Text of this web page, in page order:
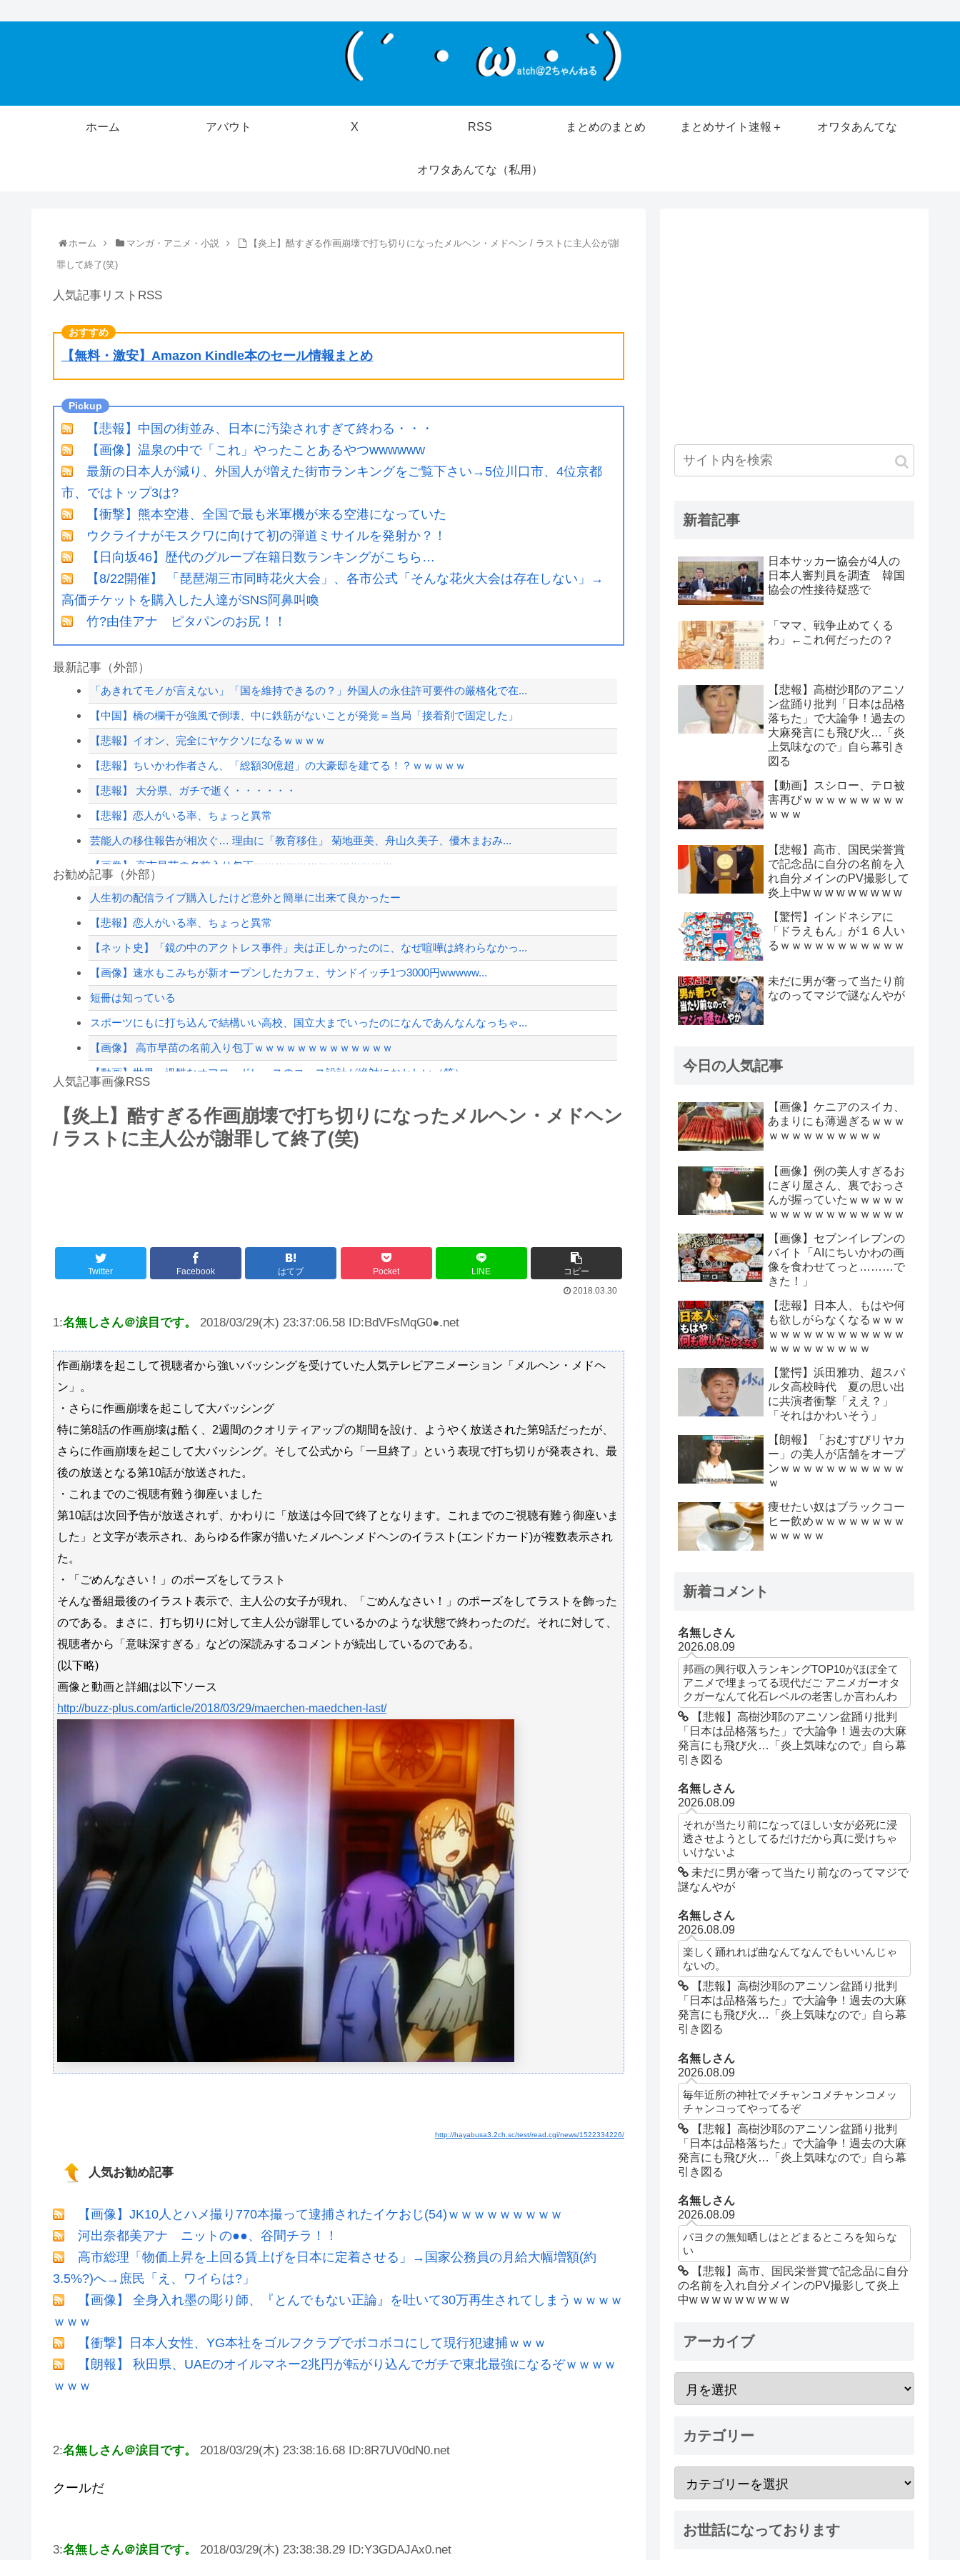
ホーム アバウト X RSS まとめのまとめ まとめサイト速報＋ オワタあんてな
オワタあんてな（私用）
ホーム マンガ・アニメ・小説
【炎上】酷すぎる作画崩壊で打ち切りになったメルヘン・メドヘン / ラストに主人公が謝
罪して終了(笑)
人気記事リストRSS
【無料・激安】Amazon Kindle本のセール情報まとめ
【悲報】中国の街並み、日本に汚染されすぎて終わる・・・
【画像】温泉の中で「これ」やったことあるやつwwwwww
最新の日本人が減り、外国人が増えた街市ランキングをご覧下さい→5位川口市、4位京都
市、ではトップ3は?
【衝撃】熊本空港、全国で最も米軍機が来る空港になっていた
ウクライナがモスクワに向けて初の弾道ミサイルを発射か？！
【日向坂46】歴代のグループ在籍日数ランキングがこちら…
【8/22開催】 「琵琶湖三市同時花火大会」、各市公式「そんな花火大会は存在しない」→
高価チケットを購入した人達がSNS阿鼻叫喚
竹?由佳アナ ピタパンのお尻！！
最新記事（外部）
「あきれてモノが言えない」「国を維持できるの？」外国人の永住許可要件の厳格化で在...
【中国】橋の欄干が強風で倒壊、中に鉄筋がないことが発覚＝当局「接着剤で固定した」
【悲報】イオン、完全にヤケクソになるｗｗｗｗ
【悲報】ちいかわ作者さん、「総額30億超」の大豪邸を建てる！？ｗｗｗｗｗ
【悲報】 大分県、ガチで逝く・・・・・・
【悲報】恋人がいる率、ちょっと異常
芸能人の移住報告が相次ぐ… 理由に「教育移住」 菊地亜美、舟山久美子、優木まおみ...
【画像】 高市早苗の名前入り包丁ｗｗｗｗｗｗｗｗｗｗｗｗｗ
【阪神対中日19回戦】阪神・近本、中日・柳から今季第1号先制ソロホームラン！！！...
【衝撃】熊本空港、全国で最も米軍機が来る空港になっていた
【悲報】消費税減税に反対している自民党議員9人が判明ｗｗｗｗｗｗ
PTA会長「PTA参加拒否した親へ最終警告。こうなってもいい？」
【配信者】「金バエ」のSNS更新が1週間途絶え、様々な憶測が飛び交う。1週間ぶり...
【緊急速報】NYで警官が黒人男性の首を絞め、暴動第二波不可避へ
お勧め記事（外部）
人生初の配信ライブ購入したけど意外と簡単に出来て良かったー
【悲報】恋人がいる率、ちょっと異常
【ネット史】「鏡の中のアクトレス事件」夫は正しかったのに、なぜ喧嘩は終わらなかっ...
【画像】速水もこみちが新オープンしたカフェ、サンドイッチ1つ3000円wwwww...
短冊は知っている
スポーツにもに打ち込んで結構いい高校、国立大までいったのになんであんなんなっちゃ...
【画像】 高市早苗の名前入り包丁ｗｗｗｗｗｗｗｗｗｗｗｗｗ
【動画】世界一過酷なオフロードレースのコース設計が絶対におかしい（笑）
大男「1回戦の相手はこのｶﾞｷか？楽勝だな」少年剣士「…ふんっ、あまり調子に乗ら...
8/4のニュース
人気記事画像RSS
【炎上】酷すぎる作画崩壊で打ち切りになったメルヘン・メドヘン
/ ラストに主人公が謝罪して終了(笑)
Twitter Facebook はてブ Pocket LINE
コピー
2018.03.30
1:名無しさん＠涙目です。 2018/03/29(木) 23:37:06.58 ID:BdVFsMqG0●.net
作画崩壊を起こして視聴者から強いバッシングを受けていた人気テレビアニメーション「メルヘン・メドヘ
ン」。
・さらに作画崩壊を起こして大バッシング
特に第8話の作画崩壊は酷く、2週間のクオリティアップの期間を設け、ようやく放送された第9話だったが、
さらに作画崩壊を起こして大バッシング。そして公式から「一旦終了」という表現で打ち切りが発表され、最
後の放送となる第10話が放送された。
・これまでのご視聴有難う御座いました
第10話は次回予告が放送されず、かわりに「放送は今回で終了となります。これまでのご視聴有難う御座いま
した」と文字が表示され、あらゆる作家が描いたメルヘンメドヘンのイラスト(エンドカード)が複数表示され
た。
・「ごめんなさい！」のポーズをしてラスト
そんな番組最後のイラスト表示で、主人公の女子が現れ、「ごめんなさい！」のポーズをしてラストを飾った
のである。まさに、打ち切りに対して主人公が謝罪しているかのような状態で終わったのだ。それに対して、
視聴者から「意味深すぎる」などの深読みするコメントが続出しているのである。
(以下略)
画像と動画と詳細は以下ソース
http://buzz-plus.com/article/2018/03/29/maerchen-maedchen-last/
http://hayabusa3.2ch.sc/test/read.cgi/news/1522334226/
人気お勧め記事
【画像】JK10人とハメ撮り770本撮って逮捕されたイケおじ(54)ｗｗｗｗｗｗｗｗｗ
河出奈都美アナ ニットの●●、谷間チラ！！
高市総理「物価上昇を上回る賃上げを日本に定着させる」→国家公務員の月給大幅増額(約
3.5%?)へ→庶民「え、ワイらは?」
【画像】 全身入れ墨の彫り師、『とんでもない正論』を吐いて30万再生されてしまうｗｗｗｗ
ｗｗｗ
【衝撃】日本人女性、YG本社をゴルフクラブでボコボコにして現行犯逮捕ｗｗｗ
【朗報】 秋田県、UAEのオイルマネー2兆円が転がり込んでガチで東北最強になるぞｗｗｗｗ
ｗｗｗ
2:名無しさん＠涙目です。 2018/03/29(木) 23:38:16.68 ID:8R7UV0dN0.net
クールだ
3:名無しさん＠涙目です。 2018/03/29(木) 23:38:38.29 ID:Y3GDAJAx0.net
新着記事
日本サッカー協会が4人の
日本人審判員を調査 韓国
協会の性接待疑惑で
「ママ、戦争止めてくる
わ」←これ何だったの？
【悲報】高樹沙耶のアニソ
ン盆踊り批判「日本は品格
落ちた」で大論争！過去の
大麻発言にも飛び火…「炎
上気味なので」自ら幕引き
図る
【動画】スシロー、テロ被
害再びｗｗｗｗｗｗｗｗｗ
ｗｗｗ
【悲報】高市、国民栄誉賞
で記念品に自分の名前を入
れ自分メインのPV撮影して
炎上中w w w w w w w w w
【驚愕】インドネシアに
「ドラえもん」が１６人い
るｗｗｗｗｗｗｗｗｗｗｗ
未だに男が奢って当たり前
なのってマジで謎なんやが
今日の人気記事
【画像】ケニアのスイカ、
あまりにも薄過ぎるｗｗｗ
ｗｗｗｗｗｗｗｗｗｗ
【画像】例の美人すぎるお
にぎり屋さん、裏でおっさ
んが握っていたｗｗｗｗｗ
ｗｗｗｗｗｗｗｗｗｗｗｗ
【画像】セブンイレブンの
バイト「AIにちいかわの画
像を食わせてっと………で
きた！」
【悲報】日本人、もはや何
も欲しがらなくなるｗｗｗ
ｗｗｗｗｗｗｗｗｗｗｗｗ
ｗｗｗｗｗｗｗｗｗ
【驚愕】浜田雅功、超スパ
ルタ高校時代 夏の思い出
に共演者衝撃「ええ？」
「それはかわいそう」
【朗報】「おむすびリヤカ
ー」の美人が店舗をオープ
ンｗｗｗｗｗｗｗｗｗｗｗ
ｗ
痩せたい奴はブラックコー
ヒー飲めｗｗｗｗｗｗｗｗ
ｗｗｗｗｗ
新着コメント
名無しさん
2026.08.09
邦画の興行収入ランキングTOP10がほぼ全て
アニメで埋まってる現代だご アニメガーオタ
クガーなんて化石レベルの老害しか言わんわ
【悲報】高樹沙耶のアニソン盆踊り批判
「日本は品格落ちた」で大論争！過去の大麻
発言にも飛び火…「炎上気味なので」自ら幕
引き図る
名無しさん
2026.08.09
それが当たり前になってほしい女が必死に浸
透させようとしてるだけだから真に受けちゃ
いけないよ
未だに男が奢って当たり前なのってマジで
謎なんやが
名無しさん
2026.08.09
楽しく踊れれば曲なんてなんでもいいんじゃ
ないの。
【悲報】高樹沙耶のアニソン盆踊り批判
「日本は品格落ちた」で大論争！過去の大麻
発言にも飛び火…「炎上気味なので」自ら幕
引き図る
名無しさん
2026.08.09
毎年近所の神社でメチャンコメチャンコメッ
チャンコってやってるぞ
【悲報】高樹沙耶のアニソン盆踊り批判
「日本は品格落ちた」で大論争！過去の大麻
発言にも飛び火…「炎上気味なので」自ら幕
引き図る
名無しさん
2026.08.09
パヨクの無知晒しはとどまるところを知らな
い
【悲報】高市、国民栄誉賞で記念品に自分
の名前を入れ自分メインのPV撮影して炎上
中w w w w w w w w w
アーカイブ
カテゴリー
お世話になっております